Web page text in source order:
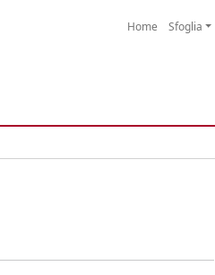
Home Sfoglia